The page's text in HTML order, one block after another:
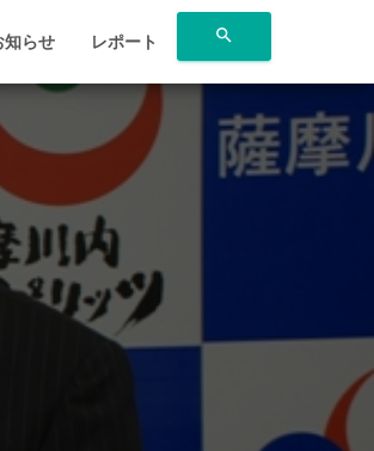
search
知らせ レポート